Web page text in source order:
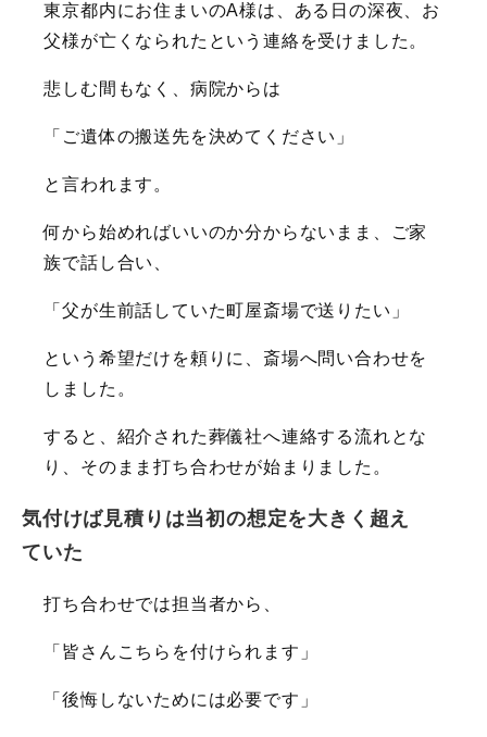
東京都内にお住まいのA様は、ある日の深夜、お
父様が亡くなられたという連絡を受けました。
悲しむ間もなく、病院からは
「ご遺体の搬送先を決めてください」
と言われます。
何から始めればいいのか分からないまま、ご家
族で話し合い、
「父が生前話していた町屋斎場で送りたい」
という希望だけを頼りに、斎場へ問い合わせを
しました。
すると、紹介された葬儀社へ連絡する流れとな
り、そのまま打ち合わせが始まりました。
気付けば見積りは当初の想定を大きく超え
ていた
打ち合わせでは担当者から、
「皆さんこちらを付けられます」
「後悔しないためには必要です」